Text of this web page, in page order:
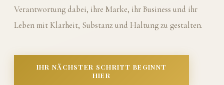
Verantwortung dabei, ihre Marke, ihr Business und ihr
Leben mit Klarheit, Substanz und Haltung zu gestalten.
IHR NÄCHSTER SCHRITT BEGINNT
HIER